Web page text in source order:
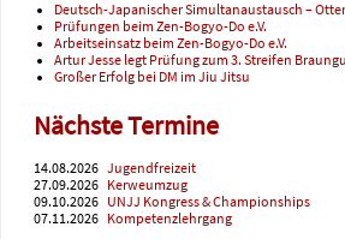
Deutsch-Japanischer Simultanaustausch –
Prüfungen beim Zen-Bogyo-Do e.V.
Arbeitseinsatz beim Zen-Bogyo-Do e.V.
Artur Jesse legt Prüfung zum 3. Streifen
Großer Erfolg bei DM im Jiu Jitsu
Nächste Termine
14.08.2026 Jugendfreizeit
27.09.2026 Kerweumzug
09.10.2026 UNJJ Kongress & Championships
07.11.2026 Kompetenzlehrgang